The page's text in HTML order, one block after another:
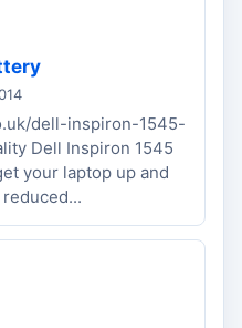
dell-inspiron-1545-
Dell Inspiron 1545
your laptop up and